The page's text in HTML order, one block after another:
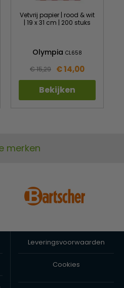
Vetvrij papier | rood & wit
| 19 x 31 cm | 200 stuks
Olympia CL658
€ 15,29 € 14,00
Bekijken
merken
Leveringsvoorwaarden
Cookies